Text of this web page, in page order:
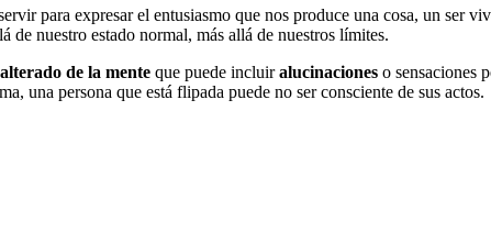
para expresar el entusiasmo que nos produce una cosa, un ser
de nuestro estado normal, más allá de nuestros límites.
de la mente que puede incluiralucinaciones o sensaciones
una persona que está flipada puede no ser consciente de sus actos.